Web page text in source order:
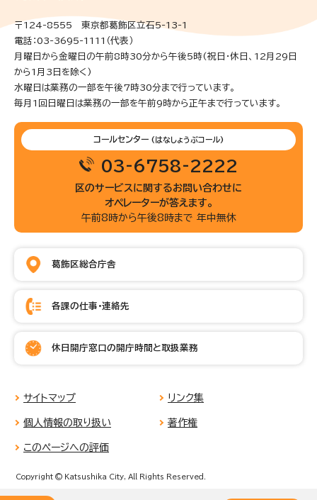
〒124-8555 東京都葛飾区立石5-13-1
電話：03-3695-1111（代表）
月曜日から金曜日の午前8時30分から午後5時(祝日・休日、12月29日
から1月3日を除く)
水曜日は業務の一部を午後7時30分まで行っています。
毎月1回日曜日は業務の一部を午前9時から正午まで行っています。
コールセンター (はなしょうぶコール)
03-6758-2222
区のサービスに関するお問い合わせに
オペレーターが答えます。
午前8時から午後8時まで 年中無休
葛飾区総合庁舎
各課の仕事・連絡先
休日開庁窓口の開庁時間と取扱業務
サイトマップ リンク集
個人情報の取り扱い 著作権
このページへの評価
Copyright © Katsushika City, All Rights Reserved.